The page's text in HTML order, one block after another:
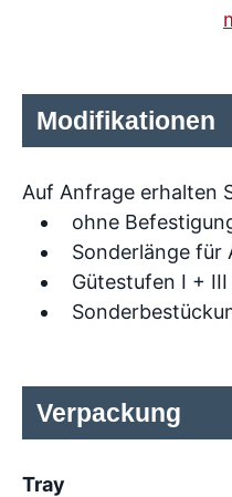
Modifikationen
Auf Anfrage erhalten
ohne
Sonderlänge für
Gütestufen I +
Verpackung
Tray